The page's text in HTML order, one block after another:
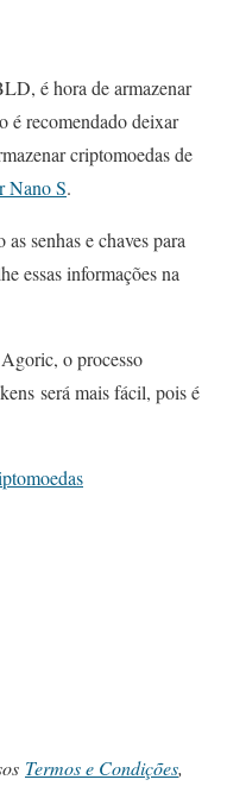
é hora de armazenar
é recomendado deixar
criptomoedas de
Nano S.
senhas e chaves para
essas informações na
o processo
será mais fácil, pois é
Termos e Condições,